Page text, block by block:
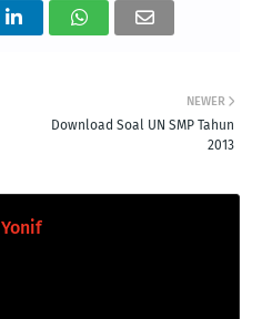
NEWER
Download Soal UN SMP Tahun
2013
Yonif